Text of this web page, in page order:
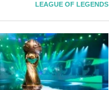
LEAGUE OF LEGENDS